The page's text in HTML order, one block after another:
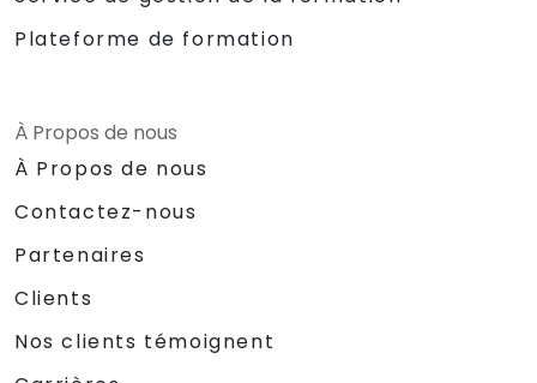
Plateforme de formation
À Propos de nous
À Propos de nous
Contactez-nous
Partenaires
Clients
Nos clients témoignent